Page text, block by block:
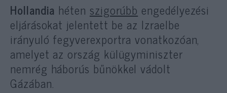
Hollandia héten szigorúbb engedélyezési
eljárásokat jelentett be az Izraelbe
irányuló fegyverexportra vonatkozóan,
amelyet az ország külügyminiszter
nemrég háborús bűnökkel vádolt
Gázában.